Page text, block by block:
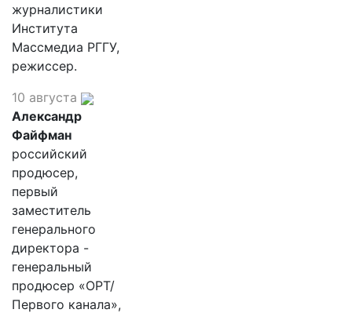
журналистики
Института
Массмедиа РГГУ,
режиссер.
10 августа
Александр
Файфман
российский
продюсер,
первый
заместитель
генерального
директора -
генеральный
продюсер «ОРТ/
Первого канала»,